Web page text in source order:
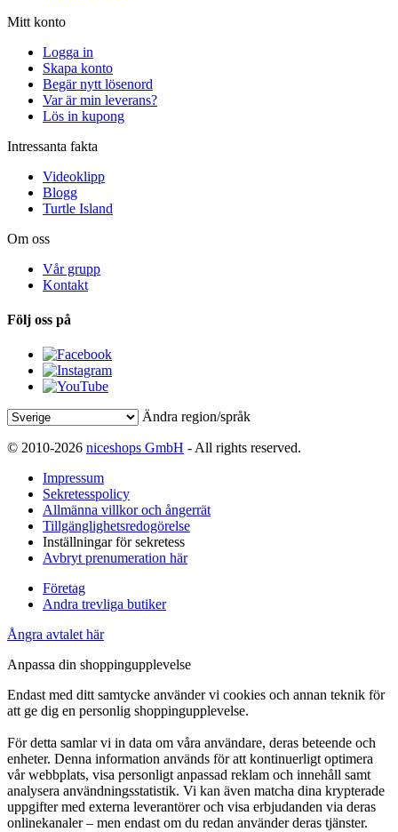
Mitt konto
Logga in
Skapa konto
Begär nytt lösenord
Var är min leverans?
Lös in kupong
Intressanta fakta
Videoklipp
Blogg
Turtle Island
Om oss
Vår grupp
Kontakt
Följ oss på
Ändra region/språk
© 2010-2026 niceshops GmbH - All rights reserved.
Impressum
Sekretesspolicy
Allmänna villkor och ångerrät
Tillgänglighetsredogörelse
Inställningar för sekretess
Avbryt prenumeration här
Företag
Andra trevliga butiker
Ångra avtalet här
Anpassa din shoppingupplevelse
Endast med ditt samtycke använder vi cookies och annan teknik för
att ge dig en personlig shoppingupplevelse.
För detta samlar vi in data om våra användare, deras beteende och
enheter. Denna information används för att kontinuerligt optimera
vår webbplats, visa personligt anpassad reklam och innehåll samt
analysera användningsstatistik. Vi kan även matcha dina krypterade
uppgifter med externa leverantörer och visa erbjudanden via deras
onlinekanaler – men endast om du redan använder deras tjänster.